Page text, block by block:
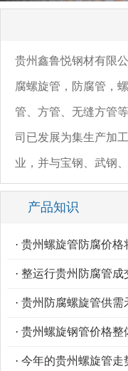
贵州鑫鲁悦钢材有限
腐螺旋管，防腐管，
管、方管、无缝方管
司已发展为集生产加
业，并与宝钢、武钢
产品知识
· 贵州螺旋管防腐价格
· 整运行贵州防腐管成
· 贵州防腐螺旋管供需
· 贵州螺旋钢管价格整
· 今年的贵州螺旋管走